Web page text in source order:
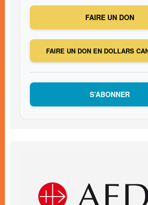
FAIRE UN DON
FAIRE UN DON EN DOLLARS
S’ABONNER